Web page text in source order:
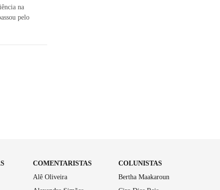
na
pelo
COMENTARISTAS
Alê Oliveira
COLUNISTAS
Bertha Maakaroun